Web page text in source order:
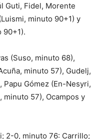
Guti, Fidel, Morente
minuto 90+1) y
90+1).
(Suso, minuto 68),
minuto 57), Gudelj,
Papu Gómez (En-Nesyri,
57), Ocampos y
2-0, minuto 76: Carrillo;